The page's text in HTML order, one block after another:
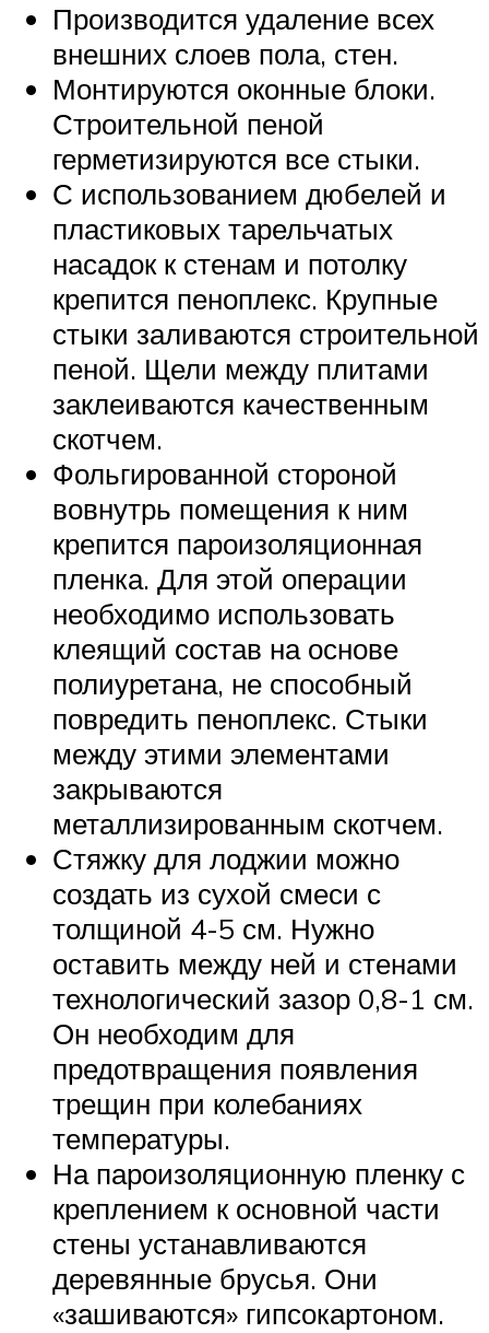
Производится удаление всех
внешних слоев пола, стен.
Монтируются оконные блоки.
Строительной пеной
герметизируются все стыки.
С использованием дюбелей и
пластиковых тарельчатых
насадок к стенам и потолку
крепится пеноплекс. Крупные
стыки заливаются строительной
пеной. Щели между плитами
заклеиваются качественным
скотчем.
Фольгированной стороной
вовнутрь помещения к ним
крепится пароизоляционная
пленка. Для этой операции
необходимо использовать
клеящий состав на основе
полиуретана, не способный
повредить пеноплекс. Стыки
между этими элементами
закрываются
металлизированным скотчем.
Стяжку для лоджии можно
создать из сухой смеси с
толщиной 4-5 см. Нужно
оставить между ней и стенами
технологический зазор 0,8-1 см.
Он необходим для
предотвращения появления
трещин при колебаниях
температуры.
На пароизоляционную пленку с
креплением к основной части
стены устанавливаются
деревянные брусья. Они
«зашиваются» гипсокартоном.